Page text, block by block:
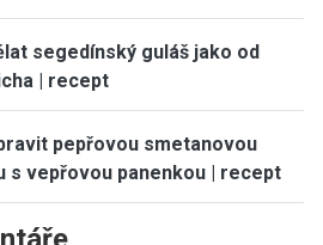
segedínský guláš jako od
| recept
pepřovou smetanovou
s vepřovou panenkou | recept